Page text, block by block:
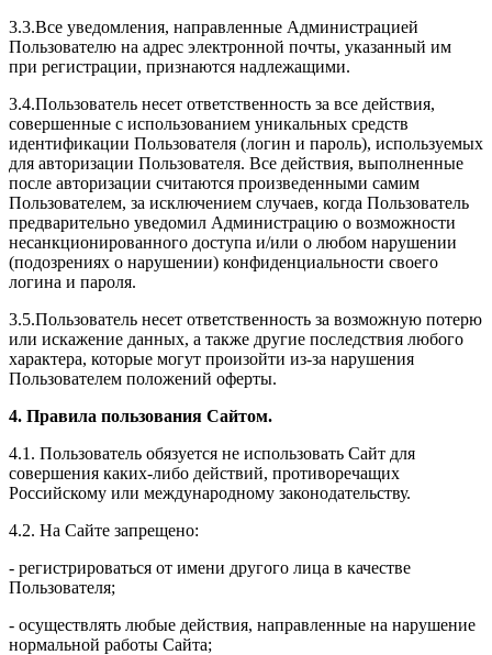
3.3.Все уведомления, направленные Администрацией
Пользователю на адрес электронной почты, указанный им
при регистрации, признаются надлежащими.
3.4.Пользователь несет ответственность за все действия,
совершенные с использованием уникальных средств
идентификации Пользователя (логин и пароль), используемых
для авторизации Пользователя. Все действия, выполненные
после авторизации считаются произведенными самим
Пользователем, за исключением случаев, когда Пользователь
предварительно уведомил Администрацию о возможности
несанкционированного доступа и/или о любом нарушении
(подозрениях о нарушении) конфиденциальности своего
логина и пароля.
3.5.Пользователь несет ответственность за возможную потерю
или искажение данных, а также другие последствия любого
характера, которые могут произойти из-за нарушения
Пользователем положений оферты.
4. Правила пользования Сайтом.
4.1. Пользователь обязуется не использовать Сайт для
совершения каких-либо действий, противоречащих
Российскому или международному законодательству.
4.2. На Сайте запрещено:
- регистрироваться от имени другого лица в качестве
Пользователя;
- осуществлять любые действия, направленные на нарушение
нормальной работы Сайта;